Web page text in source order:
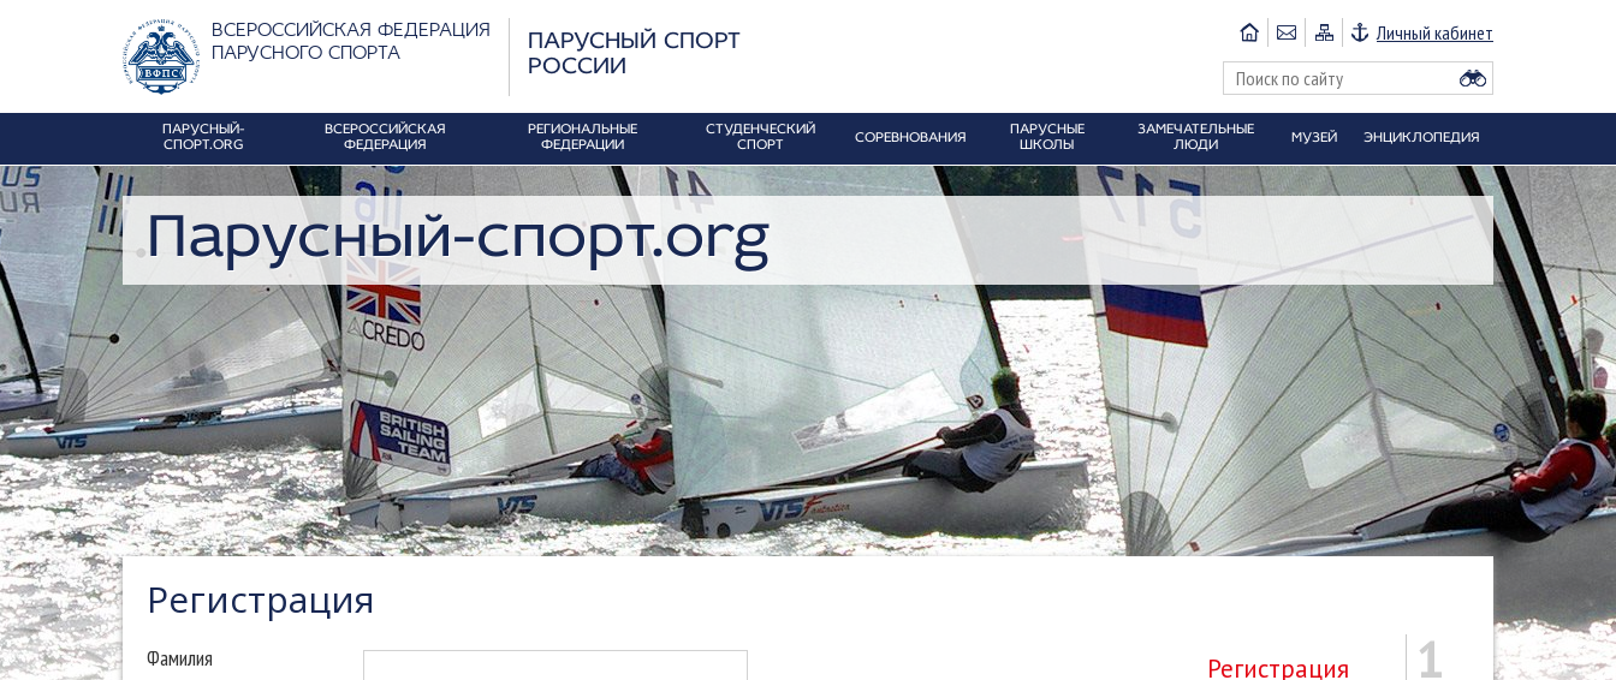
ВСЕРОССИЙСКАЯ ФЕДЕРАЦИЯ
ПАРУСНОГО СПОРТА
ПАРУСНЫЙ СПОРТ
РОССИИ
Личный кабинет
ПАРУСНЫЙ-
СПОРТ.ORG
ВСЕРОССИЙСКАЯ
ФЕДЕРАЦИЯ
РЕГИОНАЛЬНЫЕ
ФЕДЕРАЦИИ
СТУДЕНЧЕСКИЙ
СПОРТ
СОРЕВНОВАНИЯ
ПАРУСНЫЕ
ШКОЛЫ
ЗАМЕЧАТЕЛЬНЫЕ
ЛЮДИ
МУЗЕЙ ЭНЦИКЛОПЕДИЯ
Парусный-спорт.org
Регистрация
Фамилия
Регистрация 1